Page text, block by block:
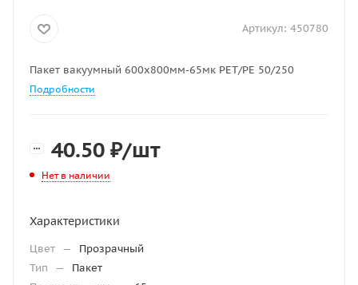
Артикул: 450780
Пакет вакуумный 600х800мм-65мк РЕТ/РЕ 50/250
Подробности
40.50 ₽/шт
Нет в наличии
Характеристики
Цвет —
Прозрачный
Тип
—
Пакет